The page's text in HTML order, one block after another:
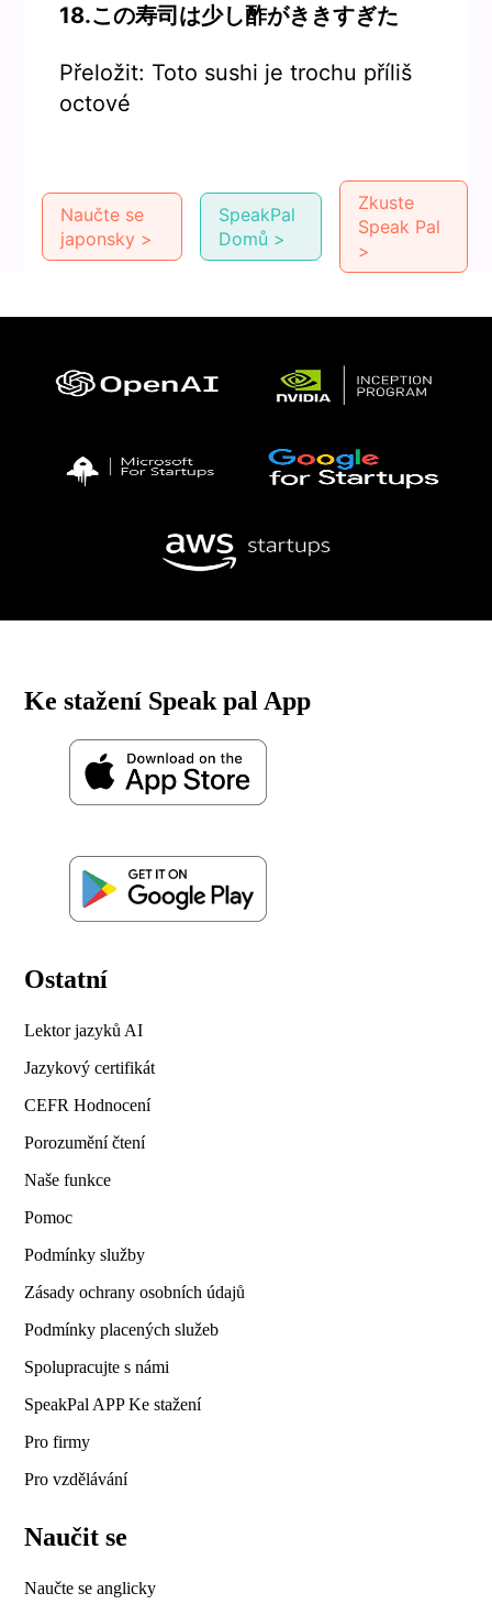
18.この寿司は少し酢がききすぎた
Přeložit: Toto sushi je trochu příliš
octové
Naučte se
japonsky >
SpeakPal
Domů >
Zkuste
Speak Pal
>
Ke stažení Speak pal App
Ostatní
Lektor jazyků AI
Jazykový certifikát
CEFR Hodnocení
Porozumění čtení
Naše funkce
Pomoc
Podmínky služby
Zásady ochrany osobních údajů
Podmínky placených služeb
Spolupracujte s námi
SpeakPal APP Ke stažení
Pro firmy
Pro vzdělávání
Naučit se
Naučte se anglicky